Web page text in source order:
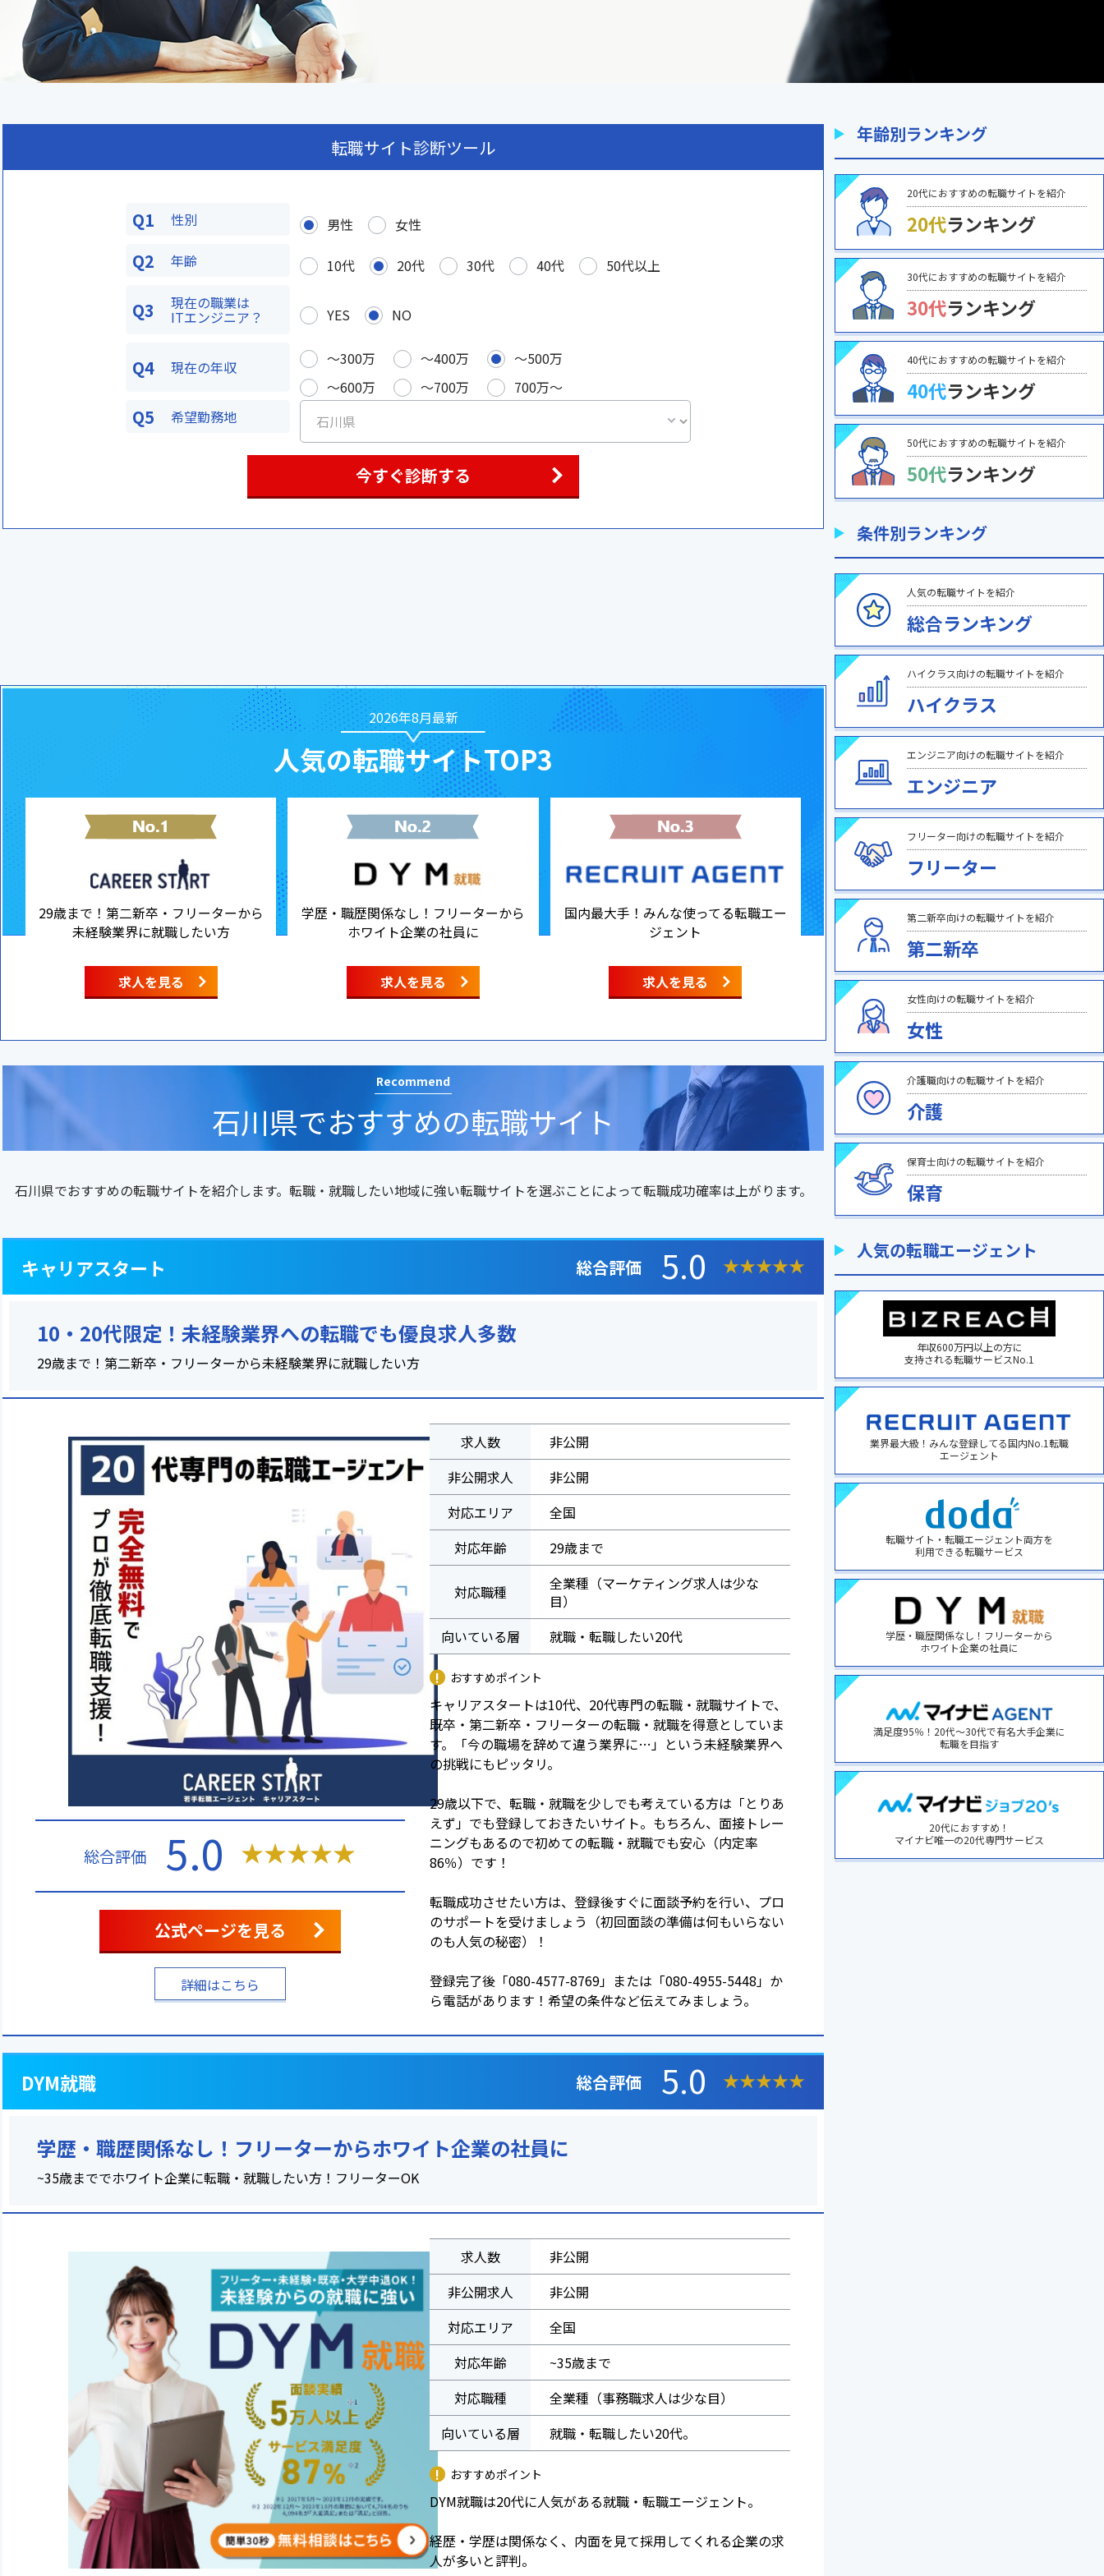
転職サイト診断ツール
Q1 性別 男性 女性
Q2 年齢 10代 20代 30代 40代 50代以上
Q3 現在の職業は
ITエンジニア？ YES NO
Q4 現在の年収 〜300万 〜400万
〜500万
〜600万
〜700万 700万〜
Q5 希望勤務地
今すぐ診断する
2026年8月最新
人気の転職サイトTOP3
29歳まで！第二新卒・フリーターから
未経験業界に就職したい方
求人を見る
学歴・職歴関係なし！フリーターから
ホワイト企業の社員に
求人を見る
国内最大手！みんな使ってる転職エー
ジェント
求人を見る
Recommend
石川県でおすすめの転職サイト
石川県でおすすめの転職サイトを紹介します。転職・就職したい地域に強い転職サイトを選ぶことによって転職成功確率は上がります。
キャリアスタート 総合評価 5.0 ★★★★★
10・20代限定！未経験業界への転職でも優良求人多数
29歳まで！第二新卒・フリーターから未経験業界に就職したい方
総合評価 5.0 ★★★★★
公式ページを見る
詳細はこちら
求人数
非公開
非公開求人
非公開
対応エリア
全国
対応年齢
29歳まで
対応職種
全業種（マーケティング求人は少な
目）
向いている層
就職・転職したい20代
おすすめポイント
キャリアスタートは10代、20代専門の転職・就職サイトで、
既卒・第二新卒・フリーターの転職・就職を得意としていま
す。「今の職場を辞めて違う業界に…」という未経験業界へ
の挑戦にもピッタリ。
29歳以下で、転職・就職を少しでも考えている方は「とりあ
えず」でも登録しておきたいサイト。もちろん、面接トレー
ニングもあるので初めての転職・就職でも安心（内定率
86％）です！
転職成功させたい方は、登録後すぐに面談予約を行い、プロ
のサポートを受けましょう（初回面談の準備は何もいらない
のも人気の秘密）！
登録完了後「080-4577-8769」または「080-4955-5448」か
ら電話があります！希望の条件など伝えてみましょう。
DYM就職 総合評価 5.0 ★★★★★
学歴・職歴関係なし！フリーターからホワイト企業の社員に
~35歳まででホワイト企業に転職・就職したい方！フリーターOK
求人数
非公開
非公開求人
非公開
対応エリア
全国
対応年齢
~35歳まで
対応職種
全業種（事務職求人は少な目）
向いている層
就職・転職したい20代。
おすすめポイント
DYM就職は20代に人気がある就職・転職エージェント。
経歴・学歴は関係なく、内面を見て採用してくれる企業の求
人が多いと評判。
年齢別ランキング
20代におすすめの転職サイトを紹介
20代ランキング
30代におすすめの転職サイトを紹介
30代ランキング
40代におすすめの転職サイトを紹介
40代ランキング
50代におすすめの転職サイトを紹介
50代ランキング
条件別ランキング
人気の転職サイトを紹介
総合ランキング
ハイクラス向けの転職サイトを紹介
ハイクラス
エンジニア向けの転職サイトを紹介
エンジニア
フリーター向けの転職サイトを紹介
フリーター
第二新卒向けの転職サイトを紹介
第二新卒
女性向けの転職サイトを紹介
女性
介護職向けの転職サイトを紹介
介護
保育士向けの転職サイトを紹介
保育
人気の転職エージェント
年収600万円以上の方に
支持される転職サービスNo.1
業界最大級！みんな登録してる国内No.1転職
エージェント
転職サイト・転職エージェント両方を
利用できる転職サービス
学歴・職歴関係なし！フリーターから
ホワイト企業の社員に
満足度95％！20代～30代で有名大手企業に
転職を目指す
20代におすすめ！
マイナビ唯一の20代専門サービス